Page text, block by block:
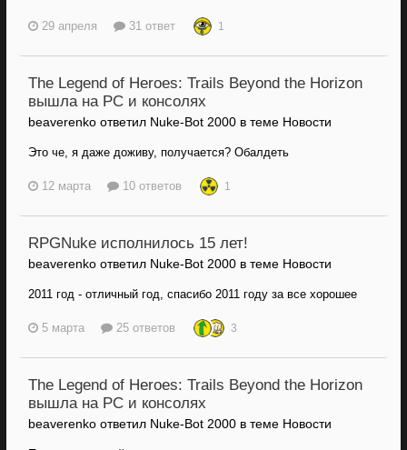
29 апреля 31 ответ 1
The Legend of Heroes: Trails Beyond the Horizon
вышла на PC и консолях
beaverenko ответил Nuke-Bot 2000 в теме Новости
Это че, я даже доживу, получается? Обалдеть
12 марта 10 ответов 1
RPGNuke исполнилось 15 лет!
beaverenko ответил Nuke-Bot 2000 в теме Новости
2011 год - отличный год, спасибо 2011 году за все хорошее
5 марта 25 ответов 3
The Legend of Heroes: Trails Beyond the Horizon
вышла на PC и консолях
beaverenko ответил Nuke-Bot 2000 в теме Новости